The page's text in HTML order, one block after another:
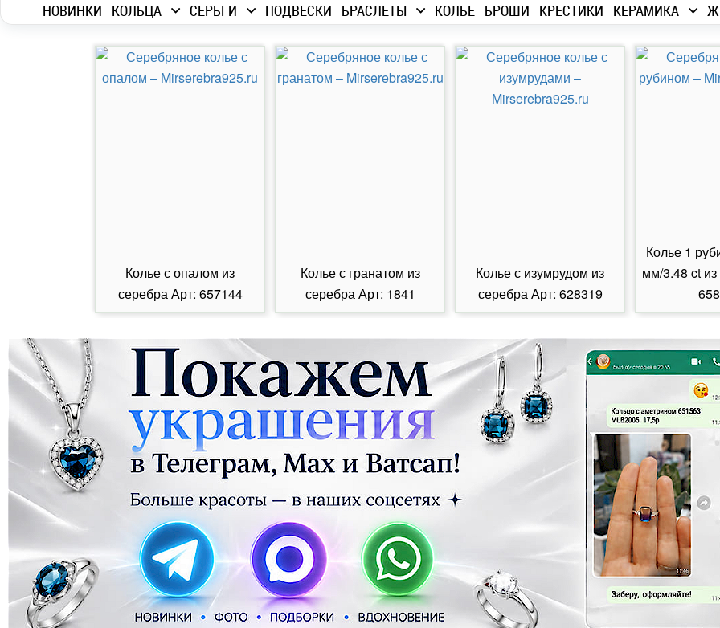
НОВИНКИ КОЛЬЦА СЕРЬГИ ПОДВЕСКИ БРАСЛЕТЫ КОЛЬЕ БРОШИ КРЕСТИКИ КЕРАМИКА
Колье с опалом из
серебра Арт: 657144
Колье с гранатом из
серебра Арт: 1841
Колье с изумрудом из
серебра Арт: 628319
Колье 1
мм/3.48 ct